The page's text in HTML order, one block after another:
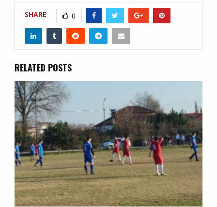
SHARE 0
RELATED POSTS